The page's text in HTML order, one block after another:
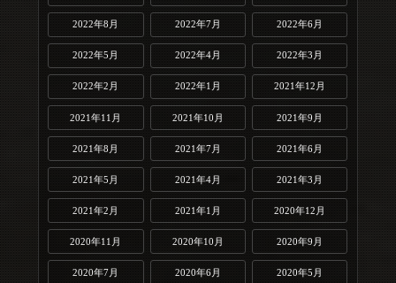
2022年8月 2022年7月 2022年6月
2022年5月 2022年4月 2022年3月
2022年2月 2022年1月 2021年12月
2021年11月 2021年10月 2021年9月
2021年8月 2021年7月 2021年6月
2021年5月 2021年4月 2021年3月
2021年2月 2021年1月 2020年12月
2020年11月 2020年10月 2020年9月
2020年7月 2020年6月 2020年5月